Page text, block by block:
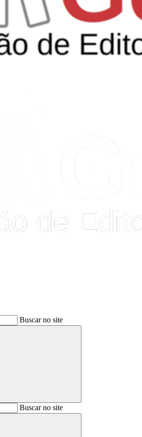
Buscar no site
BuscarBuscar no site